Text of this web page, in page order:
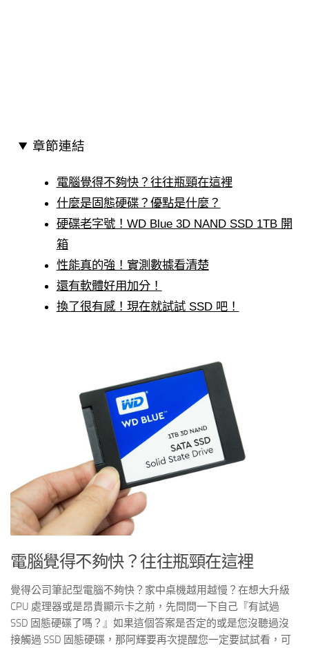
章節連結
電腦覺得不夠快？往往瓶頸在這裡
什麼是固態硬碟？優點是什麼？
硬碟老字號！WD Blue 3D NAND SSD 1TB 開
箱
性能真的強！實測數據看清楚
還有軟體好用加分！
換了很有感！現在就試試 SSD 吧！
電腦覺得不夠快？往往瓶頸在這裡
覺得公司筆記型電腦不夠快？家中桌機越用越慢？在想大升級
CPU 處理器或是昂貴顯示卡之前，先問問一下自己『有試過
SSD 固態硬碟了嗎？』如果這個答案是否定的或是您沒聽過沒
接觸過 SSD 固態硬碟，那阿輝要再次提醒您一定要試試看，可